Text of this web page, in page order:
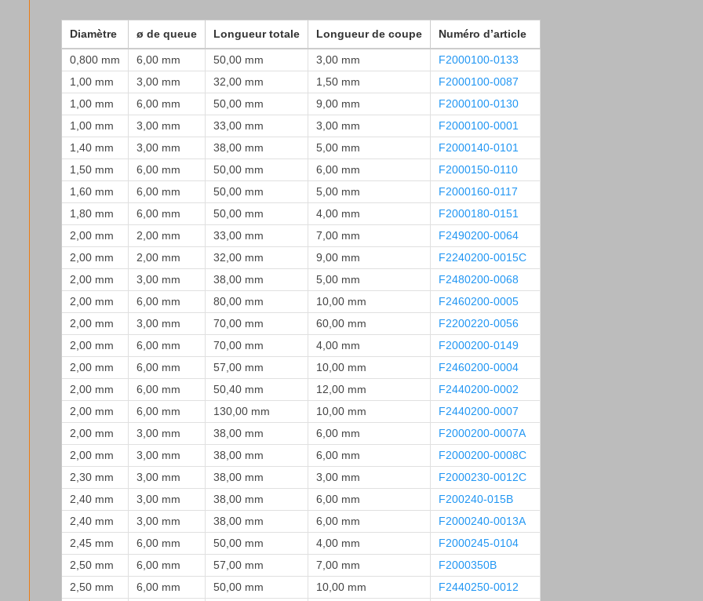
Diamètre ø de queue Longueur totale Longueur de coupe Numéro d’article
0,800 mm 6,00 mm 50,00 mm 3,00 mm
F2000100-0133
1,00 mm
3,00 mm 32,00 mm 1,50 mm
F2000100-0087
1,00 mm
6,00 mm 50,00 mm 9,00 mm
F2000100-0130
1,00 mm
3,00 mm 33,00 mm 3,00 mm
F2000100-0001
1,40 mm
3,00 mm 38,00 mm 5,00 mm
F2000140-0101
1,50 mm
6,00 mm 50,00 mm 6,00 mm
F2000150-0110
1,60 mm
6,00 mm 50,00 mm 5,00 mm
F2000160-0117
1,80 mm
6,00 mm 50,00 mm 4,00 mm
F2000180-0151
2,00 mm
2,00 mm 33,00 mm 7,00 mm
F2490200-0064
2,00 mm
2,00 mm 32,00 mm 9,00 mm
F2240200-0015C
2,00 mm
3,00 mm 38,00 mm 5,00 mm
F2480200-0068
2,00 mm
6,00 mm 80,00 mm 10,00 mm
F2460200-0005
2,00 mm
3,00 mm 70,00 mm 60,00 mm
F2200220-0056
2,00 mm
6,00 mm 70,00 mm 4,00 mm
F2000200-0149
2,00 mm
6,00 mm 57,00 mm 10,00 mm
F2460200-0004
2,00 mm
6,00 mm 50,40 mm 12,00 mm
F2440200-0002
2,00 mm
6,00 mm 130,00 mm 10,00 mm
F2440200-0007
2,00 mm
3,00 mm 38,00 mm 6,00 mm
F2000200-0007A
2,00 mm
3,00 mm 38,00 mm 6,00 mm
F2000200-0008C
2,30 mm
3,00 mm 38,00 mm 3,00 mm
F2000230-0012C
2,40 mm
3,00 mm 38,00 mm 6,00 mm
F200240-015B
2,40 mm
3,00 mm 38,00 mm 6,00 mm
F2000240-0013A
2,45 mm
6,00 mm 50,00 mm 4,00 mm
F2000245-0104
2,50 mm
6,00 mm 57,00 mm 7,00 mm
F2000350B
2,50 mm
6,00 mm 50,00 mm 10,00 mm
F2440250-0012